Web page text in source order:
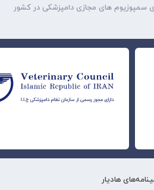
سمپوزیوم های مجازی دامپزشکی در کشور
هادیار